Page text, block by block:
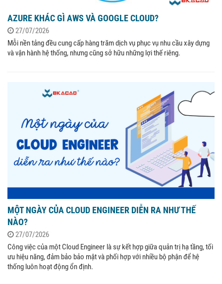
AZURE KHÁC GÌ AWS VÀ GOOGLE CLOUD?
27/07/2026
Mỗi nền tảng đều cung cấp hàng trăm dịch vụ phục vụ nhu cầu xây dựng
và vận hành hệ thống, nhưng cũng sở hữu những lợi thế riêng.
MỘT NGÀY CỦA CLOUD ENGINEER DIỄN RA NHƯ THẾ
NÀO?
27/07/2026
Công việc của một Cloud Engineer là sự kết hợp giữa quản trị hạ tầng, tối
ưu hiệu năng, đảm bảo bảo mật và phối hợp với nhiều bộ phận để hệ
thống luôn hoạt động ổn định.